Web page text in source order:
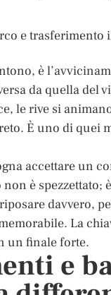
e trasferimento
è
da quella del
le rive si
È uno di quei
accettare un
è spezzettato;
davvero,
La
un finale forte.
e